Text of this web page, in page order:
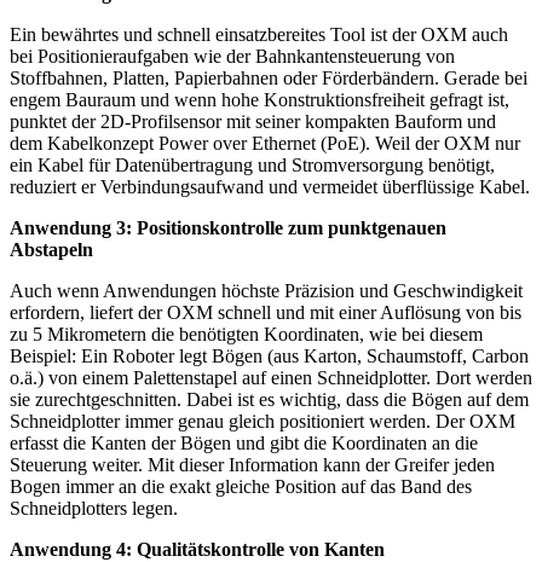
Ein bewährtes und schnell einsatzbereites Tool ist der OXM auch
bei Positionieraufgaben wie der Bahnkantensteuerung von
Stoffbahnen, Platten, Papierbahnen oder Förderbändern. Gerade bei
engem Bauraum und wenn hohe Konstruktionsfreiheit gefragt ist,
punktet der 2D-Profilsensor mit seiner kompakten Bauform und
dem Kabelkonzept Power over Ethernet (PoE). Weil der OXM nur
ein Kabel für Datenübertragung und Stromversorgung benötigt,
reduziert er Verbindungsaufwand und vermeidet überflüssige Kabel.
Anwendung 3: Positionskontrolle zum punktgenauen
Abstapeln
Auch wenn Anwendungen höchste Präzision und Geschwindigkeit
erfordern, liefert der OXM schnell und mit einer Auflösung von bis
zu 5 Mikrometern die benötigten Koordinaten, wie bei diesem
Beispiel: Ein Roboter legt Bögen (aus Karton, Schaumstoff, Carbon
o.ä.) von einem Palettenstapel auf einen Schneidplotter. Dort werden
sie zurechtgeschnitten. Dabei ist es wichtig, dass die Bögen auf dem
Schneidplotter immer genau gleich positioniert werden. Der OXM
erfasst die Kanten der Bögen und gibt die Koordinaten an die
Steuerung weiter. Mit dieser Information kann der Greifer jeden
Bogen immer an die exakt gleiche Position auf das Band des
Schneidplotters legen.
Anwendung 4: Qualitätskontrolle von Kanten